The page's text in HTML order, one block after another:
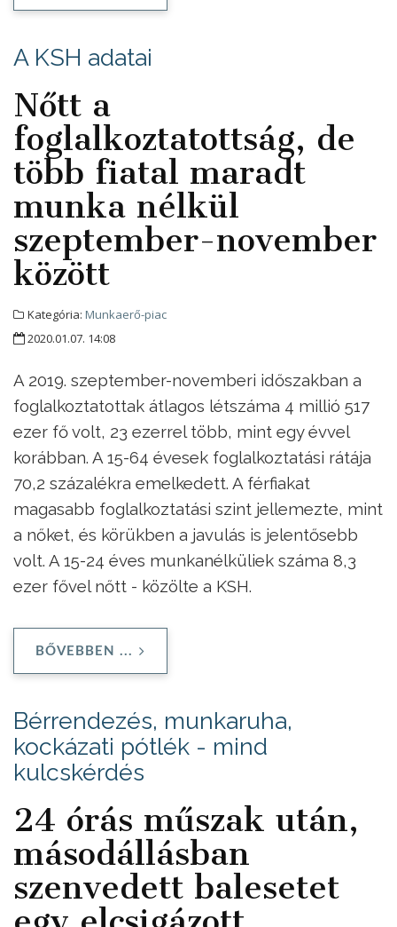
A KSH adatai
Nőtt a
foglalkoztatottság, de
több fiatal maradt
munka nélkül
szeptember-november
között
Kategória: Munkaerő-piac
2020.01.07. 14:08
A 2019. szeptember-novemberi időszakban a
foglalkoztatottak átlagos létszáma 4 millió 517
ezer fő volt, 23 ezerrel több, mint egy évvel
korábban. A 15-64 évesek foglalkoztatási rátája
70,2 százalékra emelkedett. A férfiakat
magasabb foglalkoztatási szint jellemezte, mint
a nőket, és körükben a javulás is jelentősebb
volt. A 15-24 éves munkanélküliek száma 8,3
ezer fővel nőtt - közölte a KSH.
BŐVEBBEN ...
Bérrendezés, munkaruha,
kockázati pótlék - mind
kulcskérdés
24 órás műszak után,
másodállásban
szenvedett balesetet